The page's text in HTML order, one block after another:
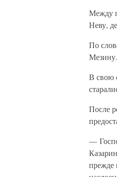
Между
Неву,
По
В свою
После
—
прежде